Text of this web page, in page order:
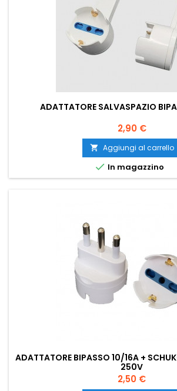
ADATTATORE SALVASPAZIO
Prezzo
2,90 €
 Aggiungi al carrello
 In magazzino
ADATTATORE BIPASSO 10/16A +
250V
Prezzo
2,50 €